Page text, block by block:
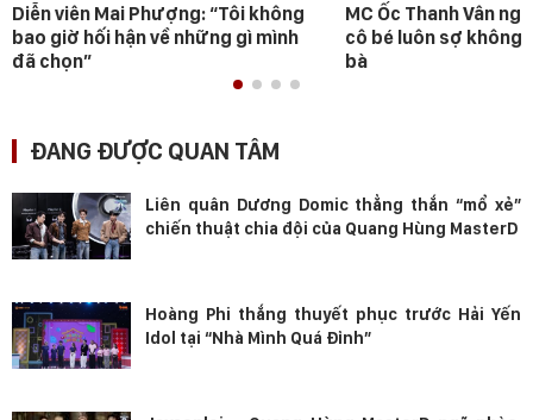
Diễn viên Mai Phượng: “Tôi không
bao giờ hối hận về những gì mình
đã chọn”
MC Ốc Thanh Vân
cô bé luôn sợ không
bà
ĐANG ĐƯỢC QUAN TÂM
Liên quân Dương Domic thẳng thắn “mổ xẻ”
chiến thuật chia đội của Quang Hùng MasterD
Hoàng Phi thắng thuyết phục trước Hải Yến
Idol tại “Nhà Mình Quá Đỉnh”